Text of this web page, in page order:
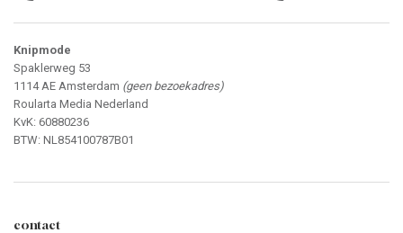
Knipmode
Spaklerweg 53
1114 AE Amsterdam (geen bezoekadres)
Roularta Media Nederland
KvK: 60880236
BTW: NL854100787B01
contact